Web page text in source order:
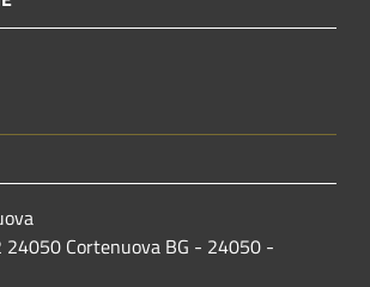
24050 Cortenuova BG - 24050 -